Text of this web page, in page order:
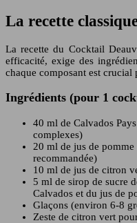
La recette
La recette du Cocktail
efficacité, exige des
chaque composant est
Ingrédients (pour 1
40 ml de Calvados
complexes)
20 ml de jus de
recommandée)
10 ml de jus de citron
5 ml de sirop de sucre
Calvados et du jus de
Glaçons (environ 6-8
Zeste de citron vert